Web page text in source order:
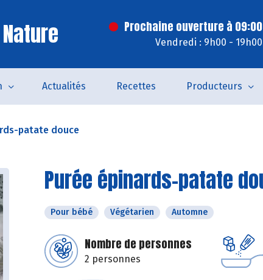
Prochaine ouverture à 09:00
Vendredi : 9h00 - 19h00
Actualités Recettes Producteurs
patate douce
Purée épinards-patate
Pour bébé Végétarien Automne
Nombre de personnes
2 personnes